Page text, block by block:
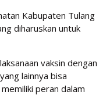
Kabupaten Tulang
diharuskan untuk
vaksin dengan
lainnya bisa
peran dalam